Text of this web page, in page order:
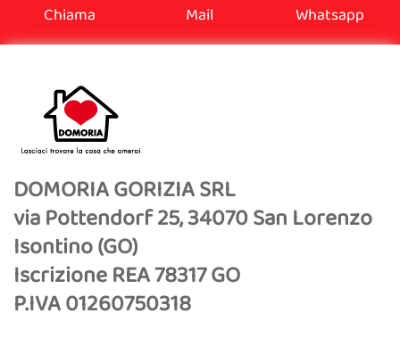
Chiama Mail Whatsapp
DOMORIA GORIZIA SRL
via Pottendorf 25, 34070 San Lorenzo
Isontino (GO)
Iscrizione REA 78317 GO
P.IVA 01260750318